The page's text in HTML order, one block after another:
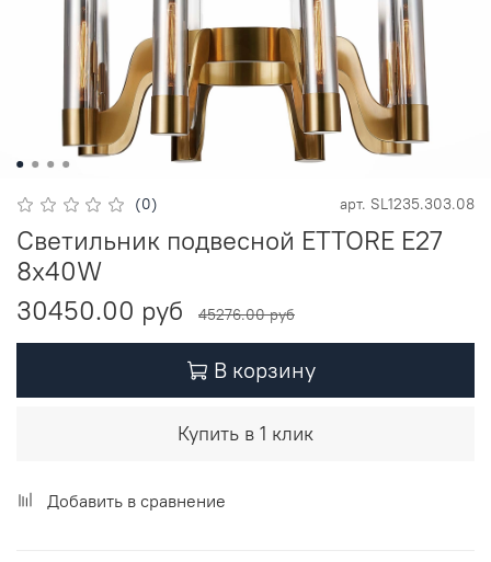
(0) арт. SL1235.303.08
Светильник подвесной ETTORE E27
8х40W
30450.00 руб
45276.00 руб
В корзину
Купить в 1 клик
Добавить в сравнение